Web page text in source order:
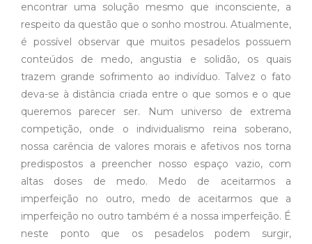
encontrar uma solução mesmo que inconsciente, a
respeito da questão que o sonho mostrou. Atualmente,
é possível observar que muitos pesadelos possuem
conteúdos de medo, angustia e solidão, os quais
trazem grande sofrimento ao indivíduo. Talvez o fato
deva-se à distância criada entre o que somos e o que
queremos parecer ser. Num universo de extrema
competição, onde o individualismo reina soberano,
nossa carência de valores morais e afetivos nos torna
predispostos a preencher nosso espaço vazio, com
altas doses de medo. Medo de aceitarmos a
imperfeição no outro, medo de aceitarmos que a
imperfeição no outro também é a nossa imperfeição. É
neste ponto que os pesadelos podem surgir,